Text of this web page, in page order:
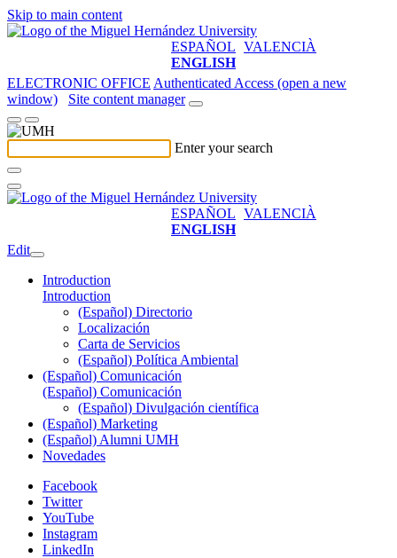
Skip to main content
ESPAÑOL VALENCIÀ
ENGLISH
ELECTRONIC OFFICE Authenticated Access (open a new
window)
Site content manager
Enter your search
ESPAÑOL VALENCIÀ
ENGLISH
Edit
Introduction
Introduction
(Español) Directorio
Localización
Carta de Servicios
(Español) Política Ambiental
(Español) Comunicación
(Español) Comunicación
(Español) Divulgación científica
(Español) Marketing
(Español) Alumni UMH
Novedades
Facebook
Twitter
YouTube
Instagram
LinkedIn